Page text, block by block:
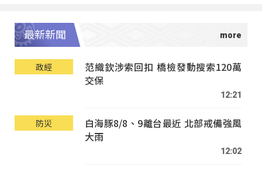
最新新聞
政經
范織欽涉索回扣 橋檢發動搜索120萬
交保
12:21
防災
白海豚8/8、9離台最近 北部戒備強風
大雨
12:02